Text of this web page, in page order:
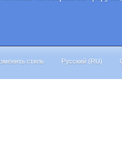
стиль Русский (RU)